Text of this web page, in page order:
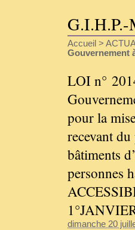
Accueil >
Gouvernement
LOI n°
pour la
recevant
bâtiments
personnes
dimanche 20